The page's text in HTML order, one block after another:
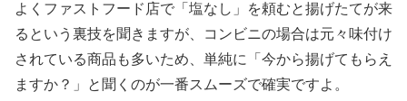
よくファストフード店で「塩なし」を頼むと揚げたてが来
るという裏技を聞きますが、コンビニの場合は元々味付け
されている商品も多いため、単純に「今から揚げてもらえ
ますか？」と聞くのが一番スムーズで確実ですよ。